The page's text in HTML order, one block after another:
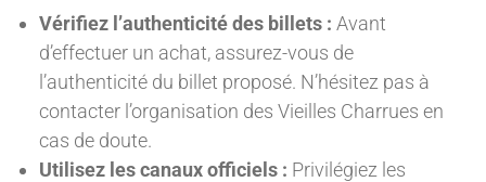
Vérifiez l’authenticité des billets : Avant
d’effectuer un achat, assurez-vous de
l’authenticité du billet proposé. N’hésitez pas à
contacter l’organisation des Vieilles Charrues en
cas de doute.
Utilisez les canaux officiels : Privilégiez les